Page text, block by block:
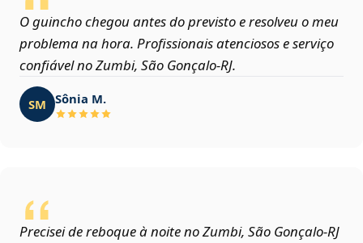
O guincho chegou antes do previsto e resolveu o meu
problema na hora. Profissionais atenciosos e serviço
confiável no Zumbi, São Gonçalo‑RJ.
SM Sônia M.
Precisei de reboque à noite no Zumbi, São Gonçalo‑RJ